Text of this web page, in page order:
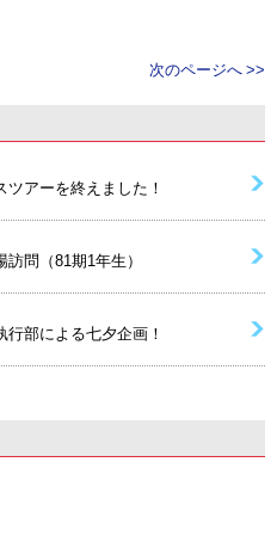
次のページへ >>
アーを終えました！
問（81期1年生）
行部による七夕企画！